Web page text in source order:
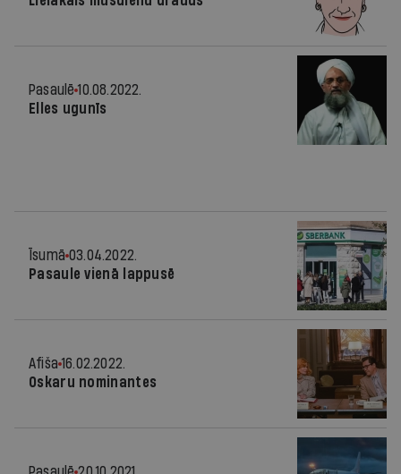
Pasaulē 10.08.2022.
Elles ugunīs
Īsumā 03.04.2022.
Pasaule vienā lappusē
Afiša 16.02.2022.
Oskaru nominantes